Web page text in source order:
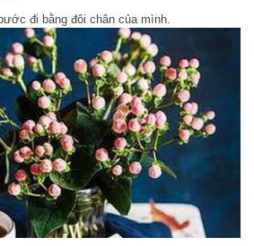
đi bằng đôi chân của mình.